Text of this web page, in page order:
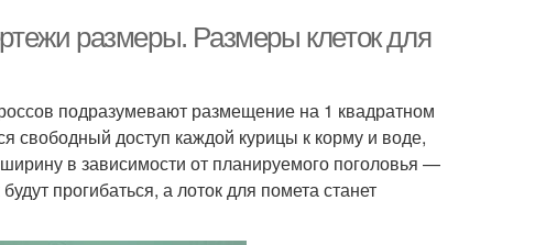
размеры. Размеры клеток для
подразумевают размещение на 1 квадратном
свободный доступ каждой курицы к корму и воде,
в зависимости от планируемого поголовья —
прогибаться, а лоток для помета станет